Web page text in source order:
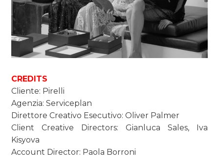
CREDITS
Cliente: Pirelli
Agenzia: Serviceplan
Direttore Creativo Esecutivo: Oliver Palmer
Client Creative Directors: Gianluca Sales, Iva
Kisyova
Account Director: Paola Borroni